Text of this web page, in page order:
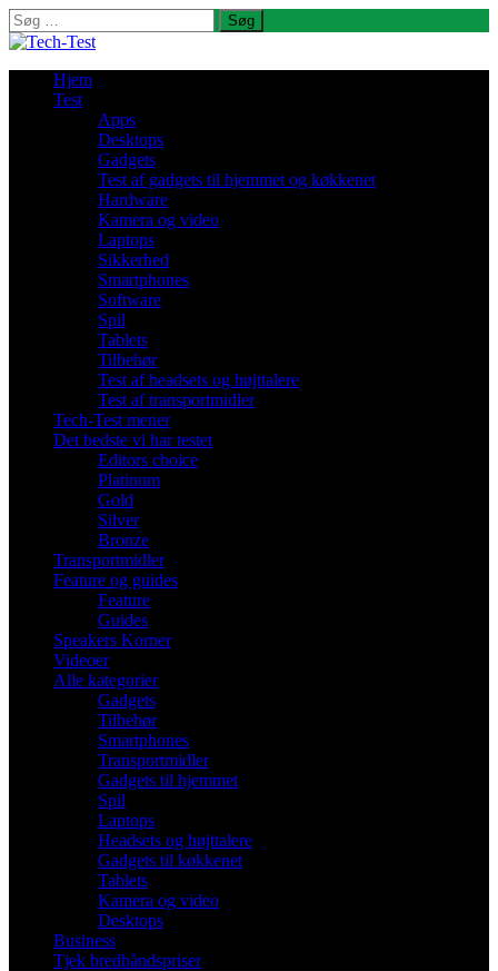
Søg
efter:
Hjem
Test
Apps
Desktops
Gadgets
Test af gadgets til hjemmet og køkkenet
Hardware
Kamera og video
Laptops
Sikkerhed
Smartphones
Software
Spil
Tablets
Tilbehør
Test af headsets og højttalere
Test af transportmidler
Tech-Test mener
Det bedste vi har testet
Editors choice
Platinum
Gold
Silver
Bronze
Transportmidler
Feature og guides
Feature
Guides
Speakers Korner
Videoer
Alle kategorier
Gadgets
Tilbehør
Smartphones
Transportmidler
Gadgets til hjemmet
Spil
Laptops
Headsets og højttalere
Gadgets til køkkenet
Tablets
Kamera og video
Desktops
Business
Tjek bredbåndspriser